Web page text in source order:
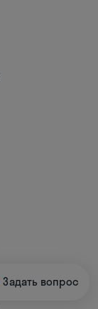
Задать вопрос